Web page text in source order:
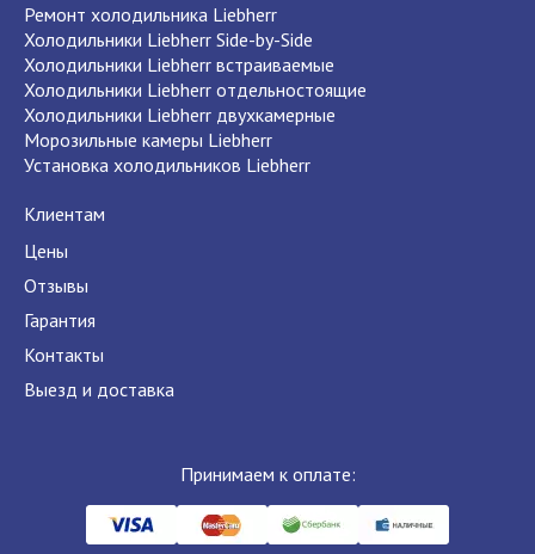
Ремонт холодильника Liebherr
Холодильники Liebherr Side-by-Side
Холодильники Liebherr встраиваемые
Холодильники Liebherr отдельностоящие
Холодильники Liebherr двухкамерные
Морозильные камеры Liebherr
Установка холодильников Liebherr
Клиентам
Цены
Отзывы
Гарантия
Контакты
Выезд и доставка
Принимаем к оплате: